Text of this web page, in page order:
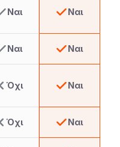
Ναι Ναι
Ναι Ναι
Όχι Ναι
Όχι Ναι